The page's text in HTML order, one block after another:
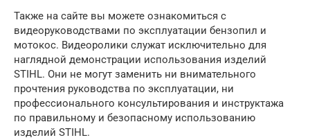
Также на сайте вы можете ознакомиться с
видеоруководствами по эксплуатации бензопил и
мотокос. Видеоролики служат исключительно для
наглядной демонстрации использования изделий
STIHL. Они не могут заменить ни внимательного
прочтения руководства по эксплуатации, ни
профессионального консультирования и инструктажа
по правильному и безопасному использованию
изделий STIHL.